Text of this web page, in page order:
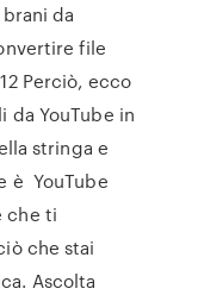
da
file
Perciò, ecco
da YouTube in
stringa e
è YouTube
che ti
che stai
Ascolta